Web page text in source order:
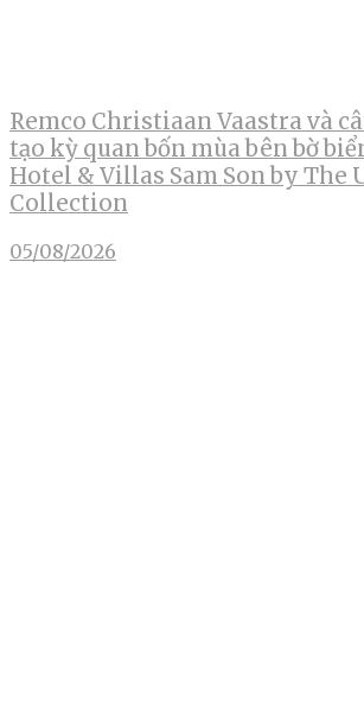
Remco Christiaan Vaastra và
tạo kỳ quan bốn mùa bên bờ
Hotel & Villas Sam Son by The
Collection
05/08/2026